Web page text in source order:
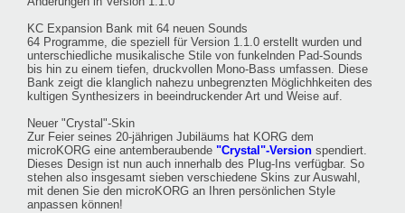
KC Expansion Bank mit 64 neuen Sounds
64 Programme, die speziell für Version 1.1.0 erstellt wurden und
unterschiedliche musikalische Stile von funkelnden Pad-Sounds
bis hin zu einem tiefen, druckvollen Mono-Bass umfassen. Diese
Bank zeigt die klanglich nahezu unbegrenzten Möglichhkeiten des
kultigen Synthesizers in beeindruckender Art und Weise auf.
Neuer "Crystal"-Skin
Zur Feier seines 20-jährigen Jubiläums hat KORG dem
microKORG eine antemberaubende "Crystal"-Version spendiert.
Dieses Design ist nun auch innerhalb des Plug-Ins verfügbar. So
stehen also insgesamt sieben verschiedene Skins zur Auswahl,
mit denen Sie den microKORG an Ihren persönlichen Style
anpassen können!